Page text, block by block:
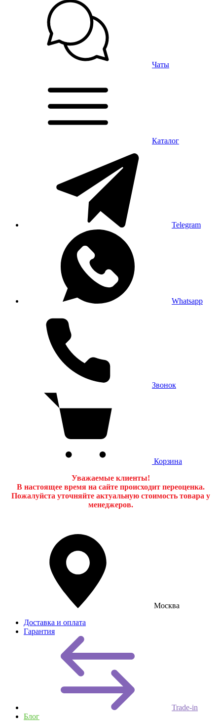
Чаты
Каталог
Telegram
Whatsapp
Звонок
Корзина
Уважаемые клиенты!
В настоящее время на сайте происходит переоценка.
Пожалуйста уточняйте актуальную стоимость товара у
менеджеров.
Москва
Доставка и оплата
Гарантия
Trade-in
Блог